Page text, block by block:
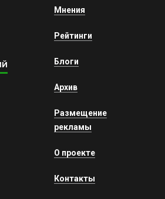
Мнения
Рейтинги
Блоги
Архив
Размещение
рекламы
О проекте
Контакты